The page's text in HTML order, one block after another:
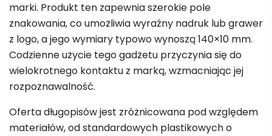
marki. Produkt ten zapewnia szerokie pole
znakowania, co umożliwia wyraźny nadruk lub grawer
z logo, a jego wymiary typowo wynoszą 140×10 mm.
Codzienne użycie tego gadżetu przyczynia się do
wielokrotnego kontaktu z marką, wzmacniając jej
rozpoznawalność.
Oferta długopisów jest zróżnicowana pod względem
materiałów, od standardowych plastikowych o